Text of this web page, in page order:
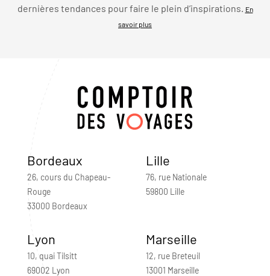
dernières tendances pour faire le plein d’inspirations. En
savoir plus
Bordeaux
26, cours du Chapeau-
Rouge
33000 Bordeaux
Lille
76, rue Nationale
59800 Lille
Lyon
10, quai Tilsitt
69002 Lyon
Marseille
12, rue Breteuil
13001 Marseille